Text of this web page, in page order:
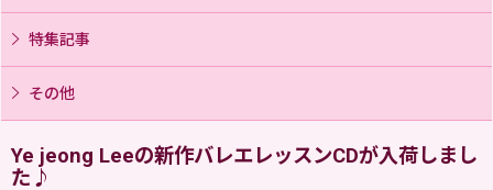
Ye jeong Leeの新作バレエレッスンCDが入荷しまし
た♪
特集記事
その他